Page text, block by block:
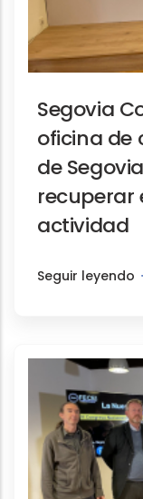
Segovia
oficina de
de
recuperar
actividad
Seguir leyendo